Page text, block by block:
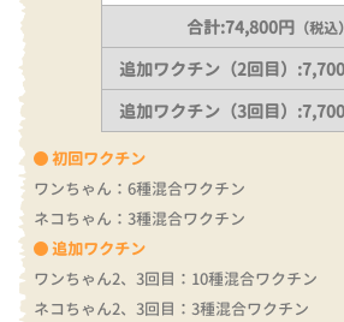
初回ワクチン
ワンちゃん：6種混合ワクチン
ネコちゃん：3種混合ワクチン
追加ワクチン
ワンちゃん2、3回目：10種混合ワクチン
ネコちゃん2、3回目：3種混合ワクチン
合計:74,800円 （税込）
追加ワクチン（2回目）
追加ワクチン（3回目）